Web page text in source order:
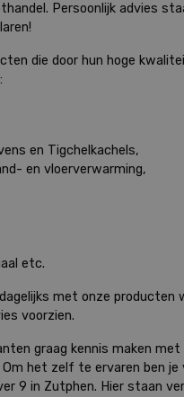
Persoonlijk advies
die door hun hoge
en Tigchelkachels,
en vloerverwarming,
etc.
met onze producten
voorzien.
graag kennis maken
het zelf te ervaren ben
9 in Zutphen. Hier staan